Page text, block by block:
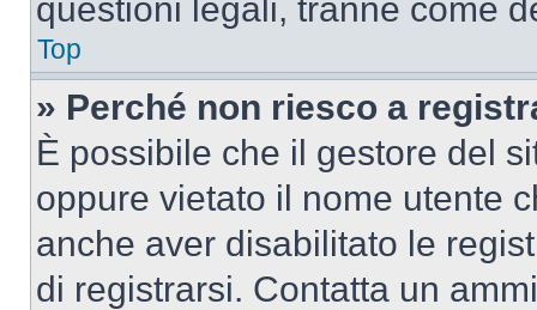
questioni legali, tranne come
Top
» Perché non riesco a
È possibile che il gestore del
oppure vietato il nome utente
anche aver disabilitato le
di registrarsi. Contatta un